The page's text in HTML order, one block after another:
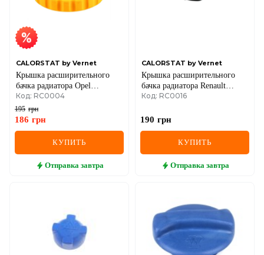
SKODA
SMART
SSANGYONG
SUBARU
SUZUKI
TESLA
CALORSTAT by Vernet
Крышка расширительного
бачка радиатора Opel
Ascona/Astra/Corsa/Kadett/Omega/Vectra
1.0-3.2 78-12
Код: RC0004
195 грн
186 грн
КУПИТЬ
Отправка завтра
CALORSTAT by Vernet
Крышка расширительного
бачка радиатора Renault
Clio/Kangoo/Laguna/Master/
Код: RC0016
190 грн
КУПИТЬ
Отправка завтра